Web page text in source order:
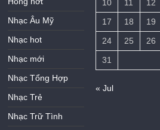
Nhạc Âu Mỹ
Nhạc hot
Nhạc mới
Nhạc Tổng Hợp
Nhạc Trẻ
Nhạc Trữ Tình
10
11 12
17
18 19
24
25 26
31
« Jul